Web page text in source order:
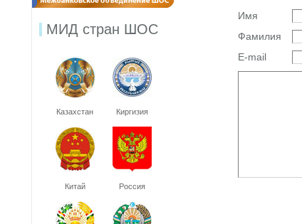
МИД стран ШОС
Казахстан Киргизия
Китай Россия
Имя
Фамилия
E-mail